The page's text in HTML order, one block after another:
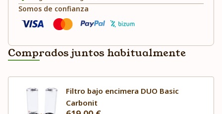
Somos de confianza
Comprados juntos habitualmente
Filtro bajo encimera DUO Basic
Carbonit